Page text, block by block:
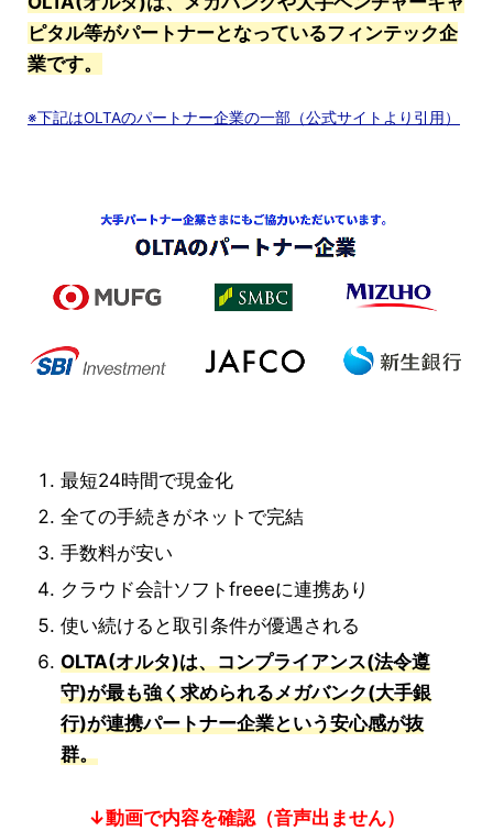
ピタル等がパートナーとなっているフィンテック企
業です。
※下記はOLTAのパートナー企業の一部（公式サイトより引用）
最短24時間で現金化
全ての手続きがネットで完結
手数料が安い
クラウド会計ソフトfreeeに連携あり
使い続けると取引条件が優遇される
OLTA(オルタ)は、コンプライアンス(法令遵
守)が最も強く求められるメガバンク(大手銀
行)が連携パートナー企業という安心感が抜
群。
↓動画で内容を確認（音声出ません）